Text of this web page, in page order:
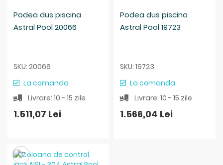
Podea dus piscina
Astral Pool 20066
SKU: 20066
La comanda
Livrare: 10 - 15 zile
1.511,07 Lei
Podea dus piscina
Astral Pool 19723
SKU: 19723
La comanda
Livrare: 10 - 15 zile
1.566,04 Lei
Salveaza